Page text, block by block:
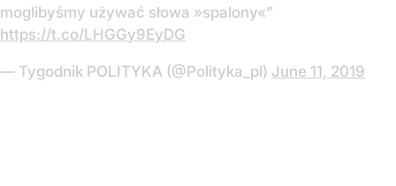
moglibyśmy używać słowa »spalony«”
https://t.co/LHGGy9EyDG
— Tygodnik POLITYKA (@Polityka_pl) June 11, 2019